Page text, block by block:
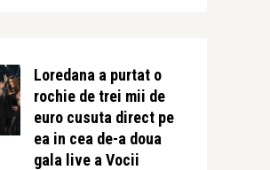
Loredana a purtat o
rochie de trei mii de
euro cusuta direct pe
ea in cea de-a doua
gala live a Vocii